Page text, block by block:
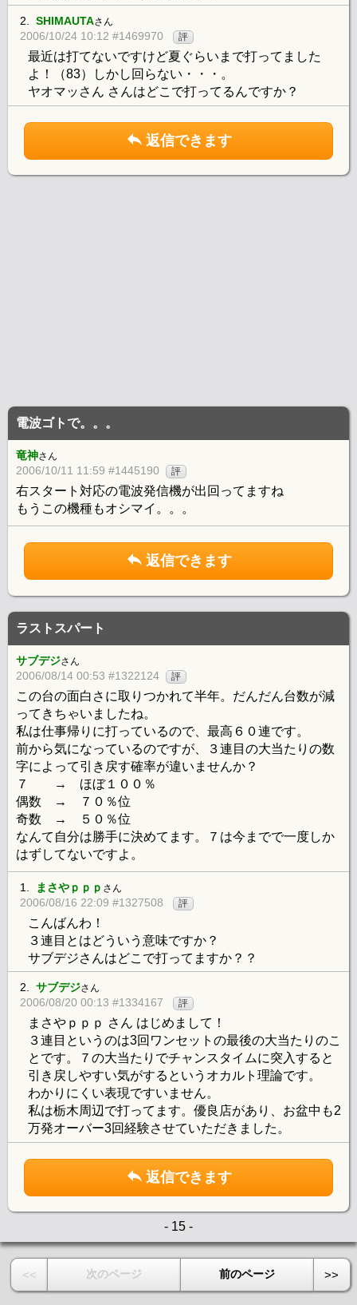
2. SHIMAUTAさん
2006/10/24 10:12 #1469970 評
最近は打てないですけど夏ぐらいまで打ってました
よ！（83）しかし回らない・・・。
ヤオマッさん さんはどこで打ってるんですか？
返信できます
電波ゴトで。。。
竜神さん
2006/10/11 11:59 #1445190 評
右スタート対応の電波発信機が出回ってますね
もうこの機種もオシマイ。。。
返信できます
ラストスパート
サブデジさん
2006/08/14 00:53 #1322124 評
この台の面白さに取りつかれて半年。だんだん台数が減
ってきちゃいましたね。
私は仕事帰りに打っているので、最高６０連です。
前から気になっているのですが、３連目の大当たりの数
字によって引き戻す確率が違いませんか？
７ → ほぼ１００％
偶数 → ７０％位
奇数 → ５０％位
なんて自分は勝手に決めてます。７は今までで一度しか
はずしてないですよ。
1. まさやｐｐｐ さん
2006/08/16 22:09 #1327508 評
こんばんわ！
３連目とはどういう意味ですか？
サブデジさんはどこで打ってますか？？
2. サブデジさん
2006/08/20 00:13 #1334167 評
まさやｐｐｐ さん はじめまして！
３連目というのは3回ワンセットの最後の大当たりのこ
とです。７の大当たりでチャンスタイムに突入すると
引き戻しやすい気がするというオカルト理論です。
わかりにくい表現ですいません。
私は栃木周辺で打ってます。優良店があり、お盆中も2
万発オーバー3回経験させていただきました。
返信できます
- 15 -
<< 次のページ 前のページ >>